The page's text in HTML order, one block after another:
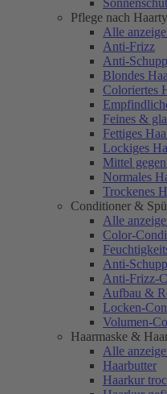
Pflege nach
Alle
Anti-Frizz
Anti-
Blondes
Coloriertes
Feines &
Fettiges
Lockiges
Mittel
Normales
Trockenes
Conditioner &
Alle
Color-
Anti-
Anti-Frizz-
Aufbau &
Locken-
Volumen-
Haarmaske &
Alle
Haarbutter
Haarkur